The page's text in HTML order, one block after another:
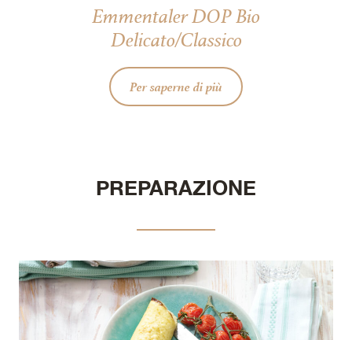
Emmentaler DOP Bio
Delicato/Classico
Per saperne di più
PREPARAZIONE